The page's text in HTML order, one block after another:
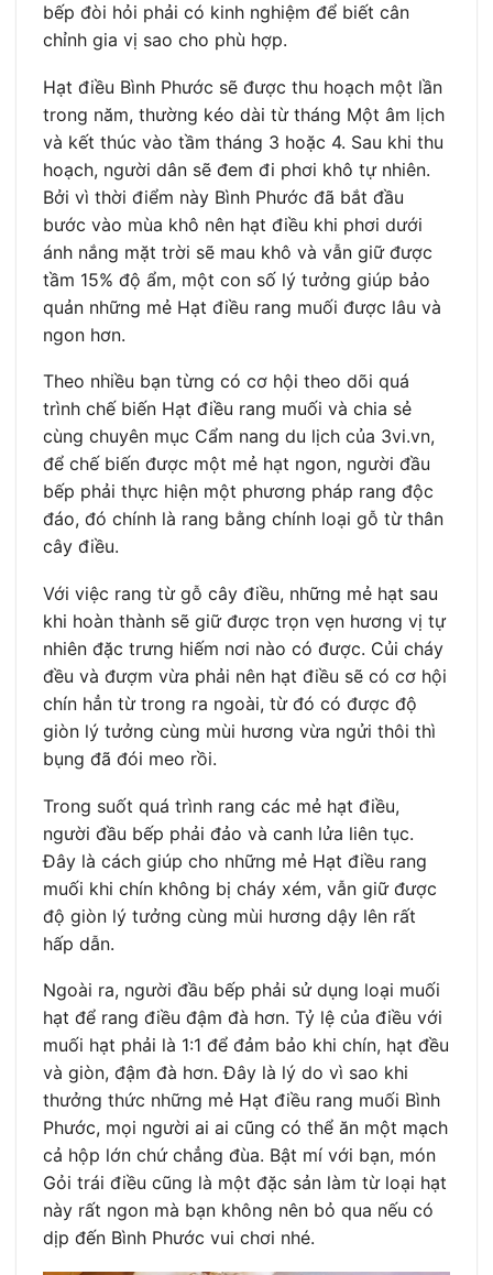
bếp đòi hỏi phải có kinh nghiệm để biết cân
chỉnh gia vị sao cho phù hợp.
Hạt điều Bình Phước sẽ được thu hoạch một lần
trong năm, thường kéo dài từ tháng Một âm lịch
và kết thúc vào tầm tháng 3 hoặc 4. Sau khi thu
hoạch, người dân sẽ đem đi phơi khô tự nhiên.
Bởi vì thời điểm này Bình Phước đã bắt đầu
bước vào mùa khô nên hạt điều khi phơi dưới
ánh nắng mặt trời sẽ mau khô và vẫn giữ được
tầm 15% độ ẩm, một con số lý tưởng giúp bảo
quản những mẻ Hạt điều rang muối được lâu và
ngon hơn.
Theo nhiều bạn từng có cơ hội theo dõi quá
trình chế biến Hạt điều rang muối và chia sẻ
cùng chuyên mục Cẩm nang du lịch của 3vi.vn,
để chế biến được một mẻ hạt ngon, người đầu
bếp phải thực hiện một phương pháp rang độc
đáo, đó chính là rang bằng chính loại gỗ từ thân
cây điều.
Với việc rang từ gỗ cây điều, những mẻ hạt sau
khi hoàn thành sẽ giữ được trọn vẹn hương vị tự
nhiên đặc trưng hiếm nơi nào có được. Củi cháy
đều và đượm vừa phải nên hạt điều sẽ có cơ hội
chín hẳn từ trong ra ngoài, từ đó có được độ
giòn lý tưởng cùng mùi hương vừa ngửi thôi thì
bụng đã đói meo rồi.
Trong suốt quá trình rang các mẻ hạt điều,
người đầu bếp phải đảo và canh lửa liên tục.
Đây là cách giúp cho những mẻ Hạt điều rang
muối khi chín không bị cháy xém, vẫn giữ được
độ giòn lý tưởng cùng mùi hương dậy lên rất
hấp dẫn.
Ngoài ra, người đầu bếp phải sử dụng loại muối
hạt để rang điều đậm đà hơn. Tỷ lệ của điều với
muối hạt phải là 1:1 để đảm bảo khi chín, hạt đều
và giòn, đậm đà hơn. Đây là lý do vì sao khi
thưởng thức những mẻ Hạt điều rang muối Bình
Phước, mọi người ai ai cũng có thể ăn một mạch
cả hộp lớn chứ chẳng đùa. Bật mí với bạn, món
Gỏi trái điều cũng là một đặc sản làm từ loại hạt
này rất ngon mà bạn không nên bỏ qua nếu có
dịp đến Bình Phước vui chơi nhé.